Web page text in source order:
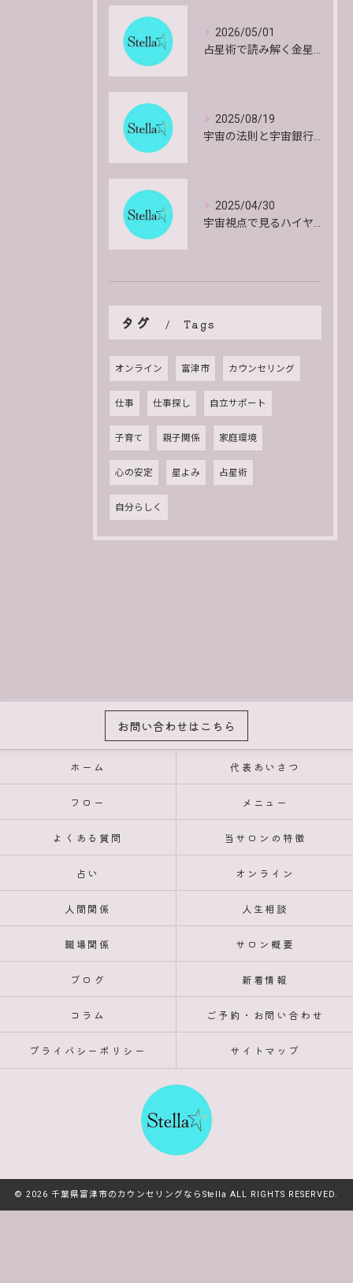
2026/05/01
2025/08/19
2025/04/30
タグ Tags
オンライン 富津市 カウンセリング
仕事 仕事探し 自立サポート
子育て 親子関係 家庭環境
心の安定 星よみ 占星術
自分らしく
お問い合わせはこちら
ホーム 代表あいさつ
フロー メニュー
よくある質問 当サロンの特徴
占い オンライン
人間関係 人生相談
職場関係 サロン概要
ブログ 新着情報
コラム ご予約・お問い合わせ
プライバシーポリシー サイトマップ
© 2026 千葉県富津市のカウンセリングならStella ALL RIGHTS RESERVED.